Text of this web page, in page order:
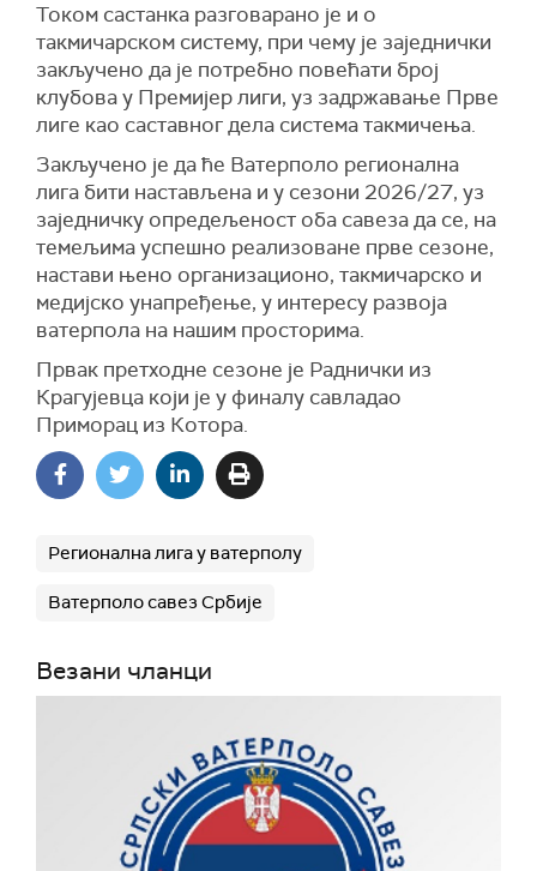
Током састанка разговарано је и о
такмичарском систему, при чему је заједнички
закључено да је потребно повећати број
клубова у Премијер лиги, уз задржавање Прве
лиге као саставног дела система такмичења.
Закључено је да ће Ватерполо регионална
лига бити настављена и у сезони 2026/27, уз
заједничку опредељеност оба савеза да се, на
темељима успешно реализоване прве сезоне,
настави њено организационо, такмичарско и
медијско унапређење, у интересу развоја
ватерпола на нашим просторима.
Првак претходне сезоне је Раднички из
Крагујевца који је у финалу савладао
Приморац из Котора.
Регионална лига у ватерполу
Ватерполо савез Србије
Везани чланци